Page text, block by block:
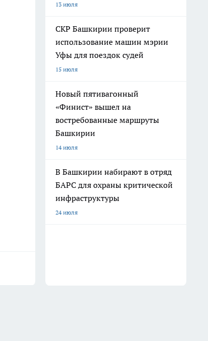
13 июля
СКР Башкирии проверит
использование машин мэрии
Уфы для поездок судей
15 июля
Новый пятивагонный
«Финист» вышел на
востребованные маршруты
Башкирии
14 июля
В Башкирии набирают в отряд
БАРС для охраны критической
инфраструктуры
24 июля